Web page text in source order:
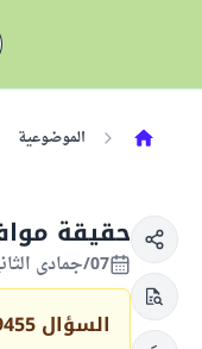
الموضوعية
حقيقة
07/جمادى الثانية/1440 الموافق 12/فبراير/2019
السؤال